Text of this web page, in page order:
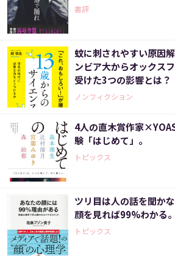
書評
蚊に刺されやすい原因
ンビア大からオックス
受けた3つの影響とは？
ノンフィクション
4人の直木賞作家
験「はじめて」。
トピックス
ツリ目は人の話を聞か
顔を見れば99%わかる。
トピックス